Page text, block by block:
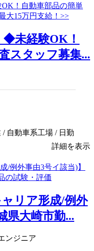
◆未経験OK！
スタッフ募集...
自動車系工場 / 日勤
詳細を表示
ャリア形成/例外
県大崎市勤...
ンジニア